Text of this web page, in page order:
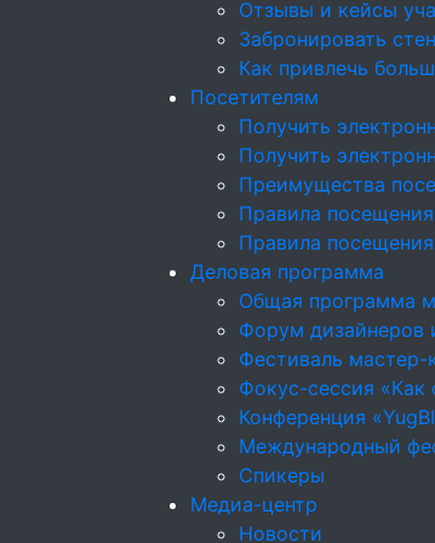
Отзывы и кейсы
Забронировать
Как привлечь
Посетителям
Получить
Получить
Преимущества
Правила посещения
Правила
Деловая программа
Общая программа
Форум дизайнеров
Фестиваль мастер-
Фокус-сессия «Как
Конференция
Международный
Спикеры
Медиа-центр
Новости